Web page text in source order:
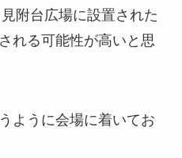
附台広場に設置された
れる可能性が高いと思
ように会場に着いてお